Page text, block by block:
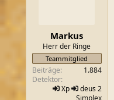
Markus
Herr der Ringe
Teammitglied
Beiträge
1.884
Detektor
Xp
deus 2
Simplex